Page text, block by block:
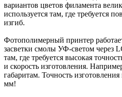
вариантов цветов филамента
используется там, где требуется
изгиб.
Фотополимерный принтер
засветки смолы УФ-светом через
там, где требуется высокая
и скорость изготовления.
габаритам. Точность
мм!